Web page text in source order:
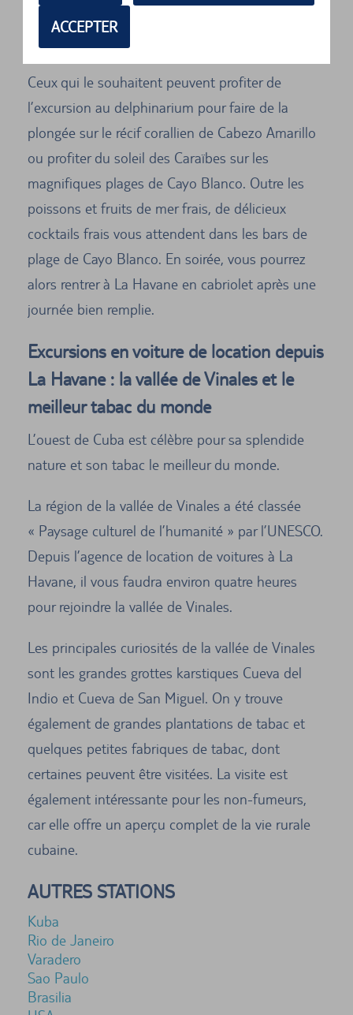
ACCEPTER
Ceux qui le souhaitent peuvent profiter de
l’excursion au delphinarium pour faire de la
plongée sur le récif corallien de Cabezo Amarillo
ou profiter du soleil des Caraïbes sur les
magnifiques plages de Cayo Blanco. Outre les
poissons et fruits de mer frais, de délicieux
cocktails frais vous attendent dans les bars de
plage de Cayo Blanco. En soirée, vous pourrez
alors rentrer à La Havane en cabriolet après une
journée bien remplie.
Excursions en voiture de location depuis
La Havane : la vallée de Vinales et le
meilleur tabac du monde
L’ouest de Cuba est célèbre pour sa splendide
nature et son tabac le meilleur du monde.
La région de la vallée de Vinales a été classée
« Paysage culturel de l’humanité » par l’UNESCO.
Depuis l’agence de location de voitures à La
Havane, il vous faudra environ quatre heures
pour rejoindre la vallée de Vinales.
Les principales curiosités de la vallée de Vinales
sont les grandes grottes karstiques Cueva del
Indio et Cueva de San Miguel. On y trouve
également de grandes plantations de tabac et
quelques petites fabriques de tabac, dont
certaines peuvent être visitées. La visite est
également intéressante pour les non-fumeurs,
car elle offre un aperçu complet de la vie rurale
cubaine.
AUTRES STATIONS
Kuba
Rio de Janeiro
Varadero
Sao Paulo
Brasilia